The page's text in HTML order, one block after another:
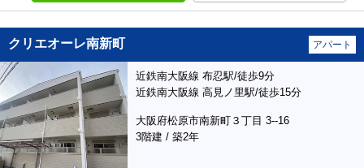
クリエオーレ南新町 アパート
近鉄南大阪線 布忍駅/徒歩9分
近鉄南大阪線 高見ノ里駅/徒歩15分
大阪府松原市南新町３丁目 3--16
3階建 / 築2年